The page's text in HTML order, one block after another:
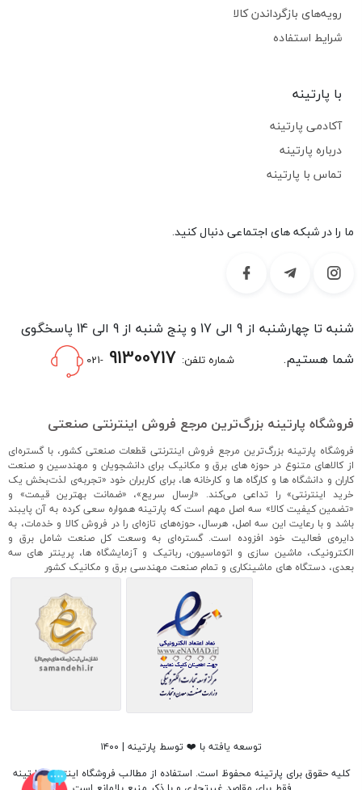
رویه‌های بازگرداندن کالا
شرایط استفاده
با پارتینه
آکادمی پارتینه
درباره پارتینه
تماس با پارتینه
ما را در شبکه های اجتماعی دنبال کنید.
شنبه تا چهارشنبه از 9 الی 17 و پنج شنبه از 9 الی 14 پاسخگوی
شما هستیم.
شماره تلفن: -021
فروشگاه پارتینه بزرگ‌ترین مرجع فروش اینترنتی صنعتی
فروشگاه پارتینه بزرگ‌ترین مرجع فروش اینترنتی قطعات صنعتی کشور، با گستره‌ای
از کالاهای متنوع در حوزه های برق و مکانیک برای دانشجویان و مهندسین و صنعت
کاران و دانشگاه ها و کارگاه ها و کارخانه ها، برای کاربران خود «تجربه‌ی لذت‌بخش یک
خرید اینترنتی» را تداعی می‌کند. «ارسال سریع»، «ضمانت بهترین قیمت» و
«تضمین کیفیت کالا» سه اصل مهم است که پارتینه همواره سعی کرده به آن پایبند
باشد و با رعایت این سه اصل، هرسال، حوزه‌های تازه‌ای را در فروش کالا و خدمات، به
دایره‌ی فعالیت خود افزوده است. گستره‌ای به وسعت کل صنعت شامل برق و
الکترونیک، ماشین سازی و اتوماسیون، رباتیک و آزمایشگاه ها، پرینتر های سه
بعدی، دستگاه های ماشینکاری و تمام صنعت مهندسی برق و مکانیک کشور
توسعه یافته با ❤️ توسط پارتینه | ۱۴۰۰
کلیه حقوق برای پارتینه محفوظ است. استفاده از مطالب فروشگاه اینترنتی پارتینه